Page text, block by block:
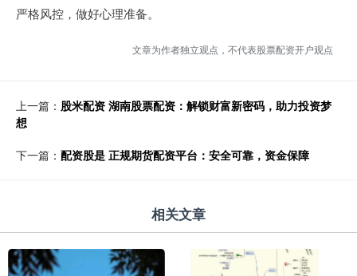
严格风控，做好心理准备。
文章为作者独立观点，不代表股票配资开户观点
上一篇： 股米配资 湖南股票配资：解锁财富新密码，助力投资梦
想
下一篇： 配资股是 正规期货配资平台：安全可靠，资金保障
相关文章